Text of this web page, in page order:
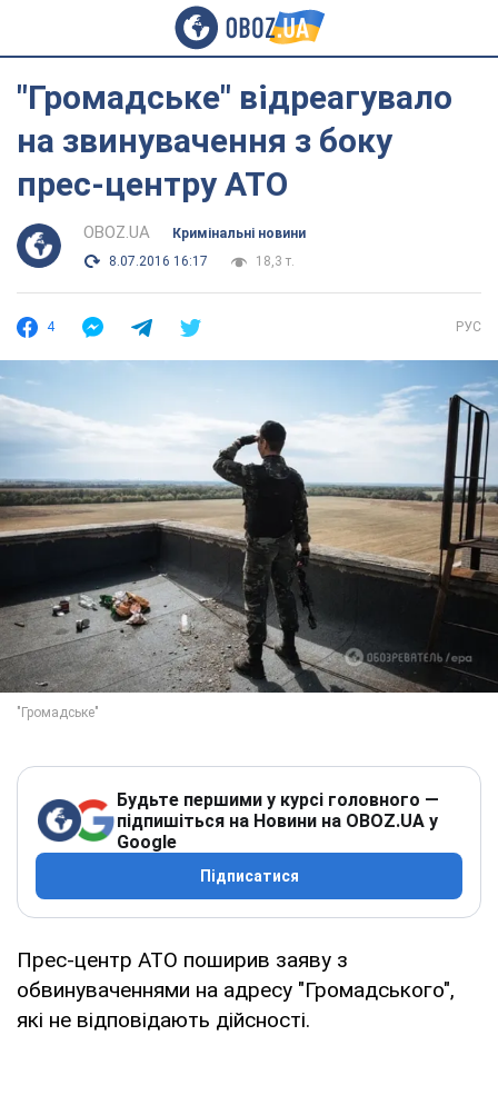
"Громадське" відреагувало
на звинувачення з боку
прес-центру АТО
OBOZ.UA
Кримінальні новини
8.07.2016 16:17
18,3 т.
4 РУС
Будьте першими у курсі головного —
підпишіться на Новини на OBOZ.UA у
Google
Підписатися
Прес-центр АТО поширив заяву з
обвинуваченнями на адресу "Громадського",
які не відповідають дійсності.